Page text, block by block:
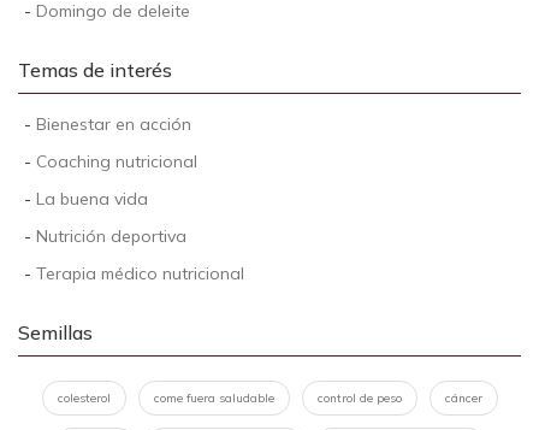
- Domingo de deleite
Temas de interés
- Bienestar en acción
- Coaching nutricional
- La buena vida
- Nutrición deportiva
- Terapia médico nutricional
Semillas
colesterol come fuera saludable control de peso cáncer